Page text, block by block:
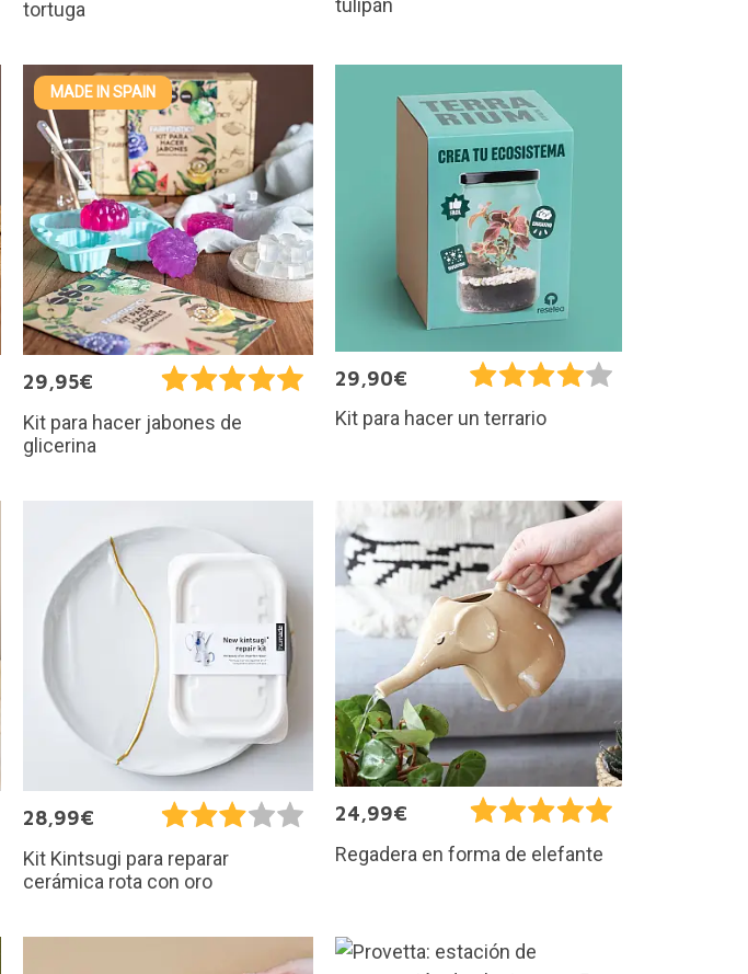
tortuga
tulipán
MADE IN SPAIN
29,95€
Kit para hacer jabones de
glicerina
29,90€
Kit para hacer un terrario
28,99€
Kit Kintsugi para reparar
cerámica rota con oro
24,99€
Regadera en forma de elefante